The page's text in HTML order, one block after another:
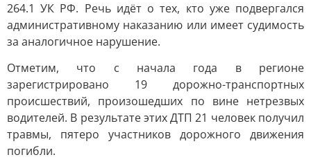
264.1 УК РФ. Речь идёт о тех, кто уже подвергался
административному наказанию или имеет судимость
за аналогичное нарушение.
Отметим, что с начала года в регионе
зарегистрировано 19 дорожно-транспортных
происшествий, произошедших по вине нетрезвых
водителей. В результате этих ДТП 21 человек получил
травмы, пятеро участников дорожного движения
погибли.